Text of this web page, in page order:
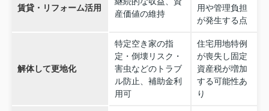
賃貸・リフォーム活用
産価値の維持
用や管理負担
が発生する点
解体して更地化
特定空き家の指
定・倒壊リスク・
害虫などのトラブ
ル防止、補助金利
用可
住宅用地特例
が喪失し固定
資産税が増加
する可能性あ
り